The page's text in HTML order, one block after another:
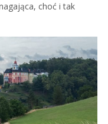
choć i tak